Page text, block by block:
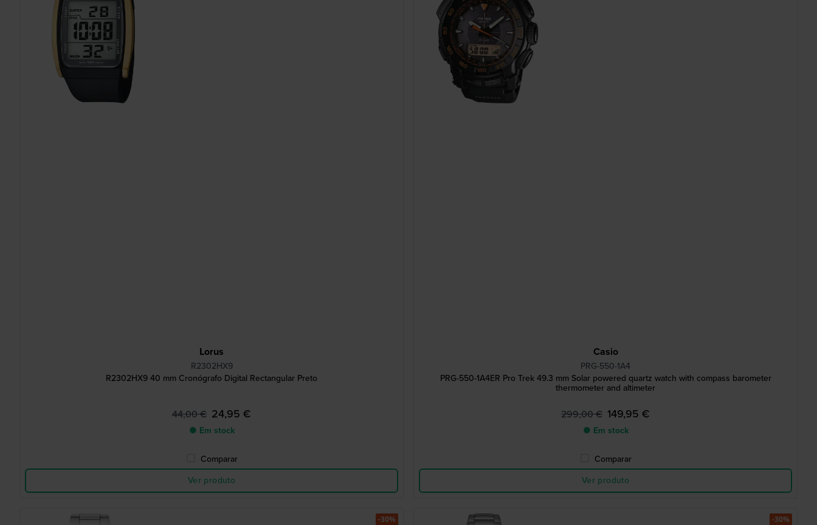
Lorus
R2302HX9
R2302HX9 40 mm Cronógrafo Digital Rectangular Preto
44,00 € 24,95 €
● Em stock
Comparar
Ver produto
Casio
PRG-550-1A4
PRG-550-1A4ER Pro Trek 49.3 mm Solar powered quartz watch with compass barometer
thermometer and altimeter
299,00 € 149,95 €
● Em stock
Comparar
Ver produto
-30% -30%